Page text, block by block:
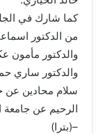
كما شارك في
من الدكتور
والدكتور مأمون
والدكتور ساري
سلام محادين عن
الرحيم عن جامعة
–(بترا)